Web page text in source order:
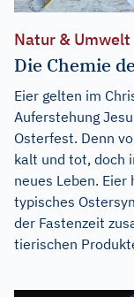
Natur & Umwelt
Die Chemie
Eier gelten im
Auferstehung
Osterfest. Denn
kalt und tot, doch
neues Leben.
typisches
der Fastenzeit
tierischen